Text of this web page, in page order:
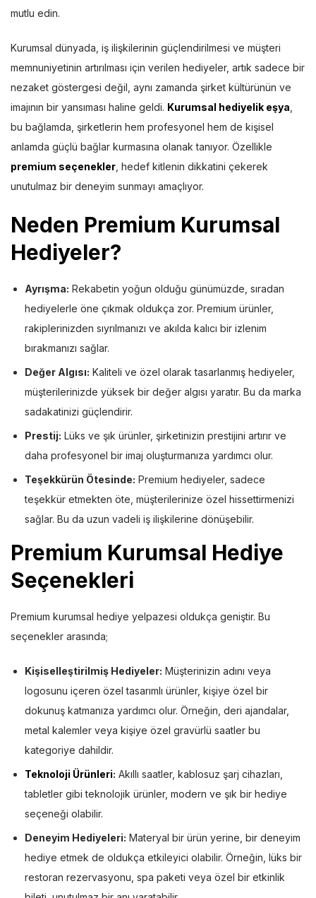
mutlu edin.
Kurumsal dünyada, iş ilişkilerinin güçlendirilmesi ve müşteri
memnuniyetinin artırılması için verilen hediyeler, artık sadece bir
nezaket göstergesi değil, aynı zamanda şirket kültürünün ve
imajının bir yansıması haline geldi. Kurumsal hediyelik eşya
bu bağlamda, şirketlerin hem profesyonel hem de kişisel
anlamda güçlü bağlar kurmasına olanak tanıyor. Özellikle
premium seçenekler , hedef kitlenin dikkatini çekerek
unutulmaz bir deneyim sunmayı amaçlıyor.
Neden Premium Kurumsal
Hediyeler?
Ayrışma: Rekabetin yoğun olduğu günümüzde, sıradan
hediyelerle öne çıkmak oldukça zor. Premium ürünler,
rakiplerinizden sıyrılmanızı ve akılda kalıcı bir izlenim
bırakmanızı sağlar.
Değer Algısı: Kaliteli ve özel olarak tasarlanmış hediyeler,
müşterilerinizde yüksek bir değer algısı yaratır. Bu da marka
sadakatinizi güçlendirir.
Prestij: Lüks ve şık ürünler, şirketinizin prestijini artırır ve
daha profesyonel bir imaj oluşturmanıza yardımcı olur.
Teşekkürün Ötesinde: Premium hediyeler, sadece
teşekkür etmekten öte, müşterilerinize özel hissettirmenizi
sağlar. Bu da uzun vadeli iş ilişkilerine dönüşebilir.
Premium Kurumsal Hediye
Seçenekleri
Premium kurumsal hediye yelpazesi oldukça geniştir. Bu
seçenekler arasında;
Kişiselleştirilmiş Hediyeler: Müşterinizin adını veya
logosunu içeren özel tasarımlı ürünler, kişiye özel bir
dokunuş katmanıza yardımcı olur. Örneğin, deri ajandalar,
metal kalemler veya kişiye özel gravürlü saatler bu
kategoriye dahildir.
Teknoloji Ürünleri: Akıllı saatler, kablosuz şarj cihazları,
tabletler gibi teknolojik ürünler, modern ve şık bir hediye
seçeneği olabilir.
Deneyim Hediyeleri: Materyal bir ürün yerine, bir deneyim
hediye etmek de oldukça etkileyici olabilir. Örneğin, lüks bir
restoran rezervasyonu, spa paketi veya özel bir etkinlik